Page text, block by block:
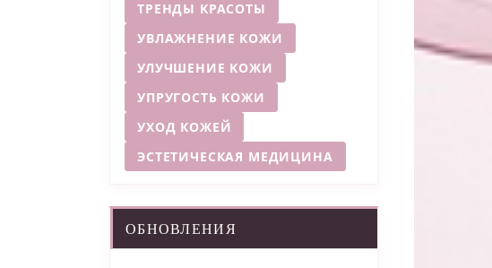
ТРЕНДЫ КРАСОТЫ
УВЛАЖНЕНИЕ КОЖИ
УЛУЧШЕНИЕ КОЖИ
УПРУГОСТЬ КОЖИ
УХОД КОЖЕЙ
ЭСТЕТИЧЕСКАЯ МЕДИЦИНА
ОБНОВЛЕНИЯ